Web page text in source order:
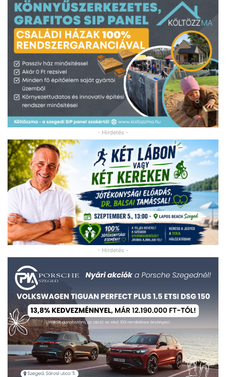
- Hirdetés -
- Hirdetés -